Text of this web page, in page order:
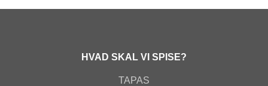
HVAD SKAL VI SPISE?
TAPAS